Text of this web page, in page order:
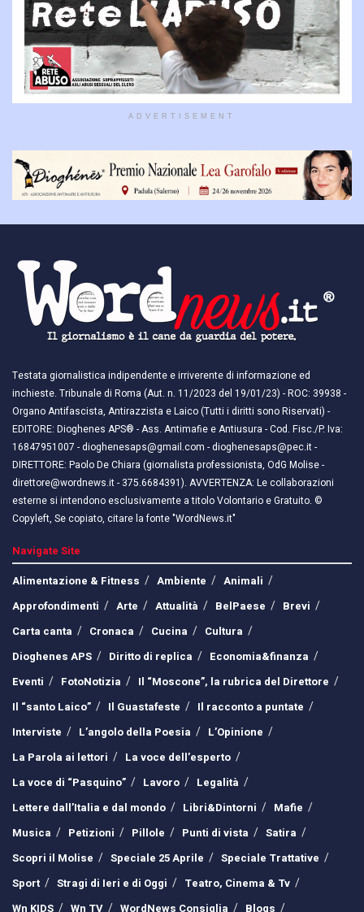
ADVERTISEMENT
Testata giornalistica indipendente e irriverente di informazione ed
inchieste. Tribunale di Roma (Aut. n. 11/2023 del 19/01/23) - ROC: 39938 -
Organo Antifascista, Antirazzista e Laico (Tutti i diritti sono Riservati) -
EDITORE: Dioghenes APS® - Ass. Antimafie e Antiusura - Cod. Fisc./P. Iva:
16847951007 - dioghenesaps@gmail.com - dioghenesaps@pec.it - ​​
DIRETTORE: Paolo De Chiara (giornalista professionista, OdG Molise -
direttore@wordnews.it - ​​375.6684391). AVVERTENZA: Le collaborazioni
esterne si intendono esclusivamente a titolo Volontario e Gratuito. ©
Copyleft, Se copiato, citare la fonte "WordNews.it"
Navigate Site
Alimentazione & Fitness
Ambiente
Animali
Approfondimenti
Arte Attualità BelPaese
Brevi
Carta canta
Cronaca Cucina
Cultura
Dioghenes APS
Diritto di replica
Economia&finanza
Eventi
FotoNotizia
Il “Moscone”, la rubrica del Direttore
Il “santo Laico”
Il Guastafeste
Il racconto a puntate
Interviste
L’angolo della Poesia
L’Opinione
La Parola ai lettori
La voce dell’esperto
La voce di “Pasquino”
Lavoro
Legalità
Lettere dall’Italia e dal mondo
Libri&Dintorni
Mafie
Musica
Petizioni Pillole Punti di vista
Satira
Scopri il Molise
Speciale 25 Aprile
Speciale Trattative
Sport
Stragi di Ieri e di Oggi
Teatro, Cinema & Tv
Wn KIDS
Wn TV WordNews Consiglia Blogs